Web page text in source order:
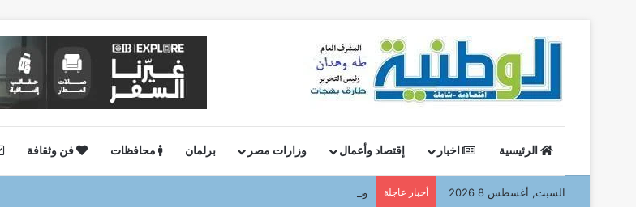
الرئيسية اخبار إقتصاد وأعمال وزارات مصر برلمان محافظات فن وثقافة
السبت, أغسطس 8 2026 أخبار عاجلة وزير البترول : يتفقد استئناف أعمال الحفر بحقل البركة في أسوان بعد توقف منذ عام 2022..